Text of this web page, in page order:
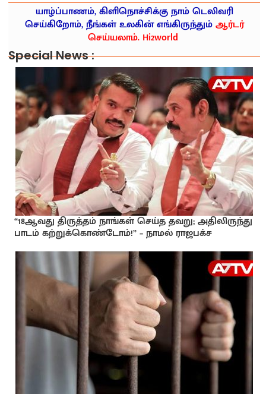
யாழ்ப்பாணம், கிளிநொச்சிக்கு நாம் டெலிவரி
செய்கிறோம், நீங்கள் உலகின் எங்கிருந்தும்ஆர்டர்
செய்யலாம். Hi2world
Special News :
“18ஆவது திருத்தம் நாங்கள் செய்த தவறு; அதிலிருந்து
பாடம் கற்றுக்கொண்டோம்!” – நாமல் ராஜபக்ச